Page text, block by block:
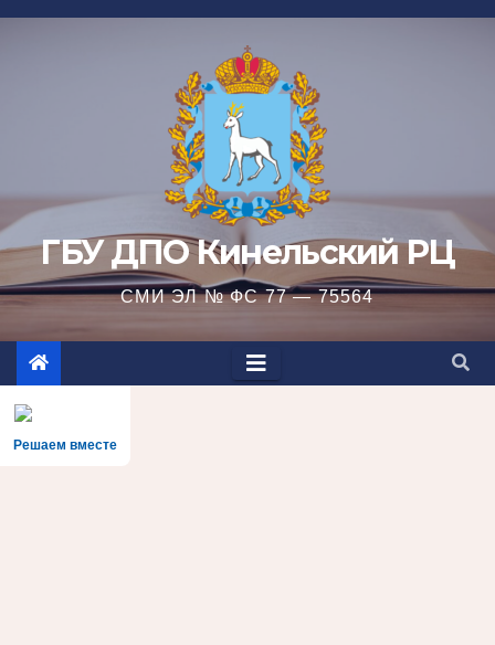
Перейти
ГБУ ДПО Кинельский РЦ
СМИ ЭЛ № ФС 77 — 75564
Решаем вместе